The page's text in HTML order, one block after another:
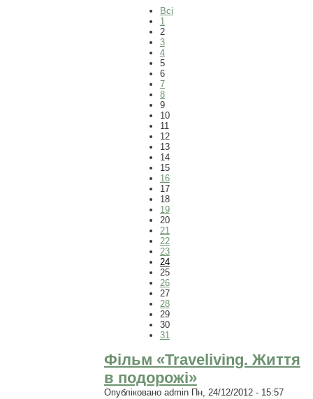
Всі
1
2
3
4
5
6
7
8
9
10
11
12
13
14
15
16
17
18
19
20
21
22
23
24
25
26
27
28
29
30
31
Фільм «Traveliving. Життя
в подорожі»
Опубліковано adminПн, 24/12/2012 - 15:57